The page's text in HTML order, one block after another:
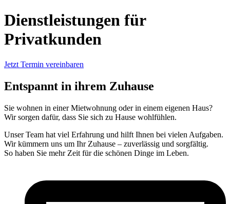
Dienstleistungen für
Privatkunden
Jetzt Termin vereinbaren
Entspannt in ihrem Zuhause
Sie wohnen in einer Mietwohnung oder in einem eigenen Haus?
Wir sorgen dafür, dass Sie sich zu Hause wohlfühlen.
Unser Team hat viel Erfahrung und hilft Ihnen bei vielen Aufgaben.
Wir kümmern uns um Ihr Zuhause – zuverlässig und sorgfältig.
So haben Sie mehr Zeit für die schönen Dinge im Leben.